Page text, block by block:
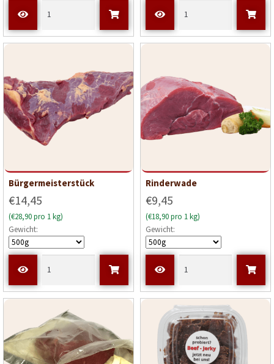
Bürgermeisterstück
€14,45
(€28,90 pro 1 kg)
Gewicht:
Rinderwade
€9,45
(€18,90 pro 1 kg)
Gewicht: